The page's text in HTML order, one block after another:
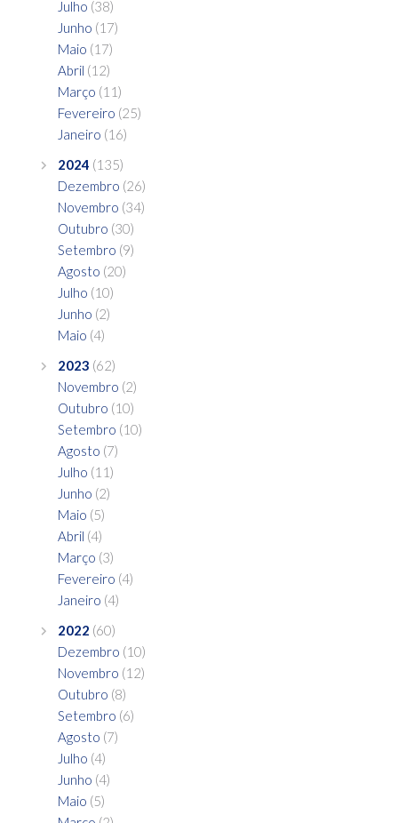
Julho (38)
Junho (17)
Maio (17)
Abril (12)
Março (11)
Fevereiro (25)
Janeiro (16)
2024 (135)
Dezembro (26)
Novembro (34)
Outubro (30)
Setembro (9)
Agosto (20)
Julho (10)
Junho (2)
Maio (4)
2023 (62)
Novembro (2)
Outubro (10)
Setembro (10)
Agosto (7)
Julho (11)
Junho (2)
Maio (5)
Abril (4)
Março (3)
Fevereiro (4)
Janeiro (4)
2022 (60)
Dezembro (10)
Novembro (12)
Outubro (8)
Setembro (6)
Agosto (7)
Julho (4)
Junho (4)
Maio (5)